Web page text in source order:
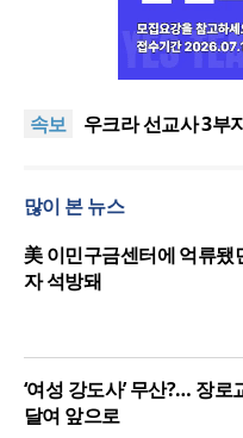
속보
[최원호 목사의 영
우크라 선교사 3부
강력 반발
[최원호 목사의 영
美 이민구금센터
많이 본 뉴스
美 이민구금센터에 억류됐
자 석방돼
‘여성 강도사’ 무산?… 장로
달여 앞으로